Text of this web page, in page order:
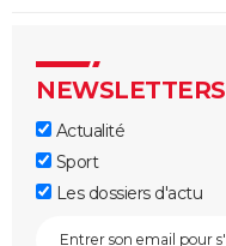
NEWSLETTERS
Actualité
Sport
Les dossiers d'actu